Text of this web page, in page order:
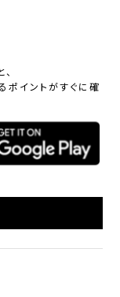
ポイントがすぐに確